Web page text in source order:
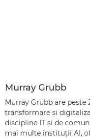
Murray Grubb
Murray Grubb are peste
transformare şi
discipline IT şi de
mai multe instituţii AI,